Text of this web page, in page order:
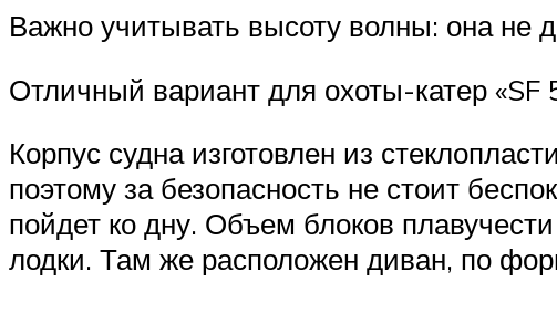
Важно учитывать высоту волны: она не
Отличный вариант для охоты-катер «SF
Корпус судна изготовлен из
поэтому за безопасность не стоит
пойдет ко дну. Объем блоков
лодки. Там же расположен диван, по